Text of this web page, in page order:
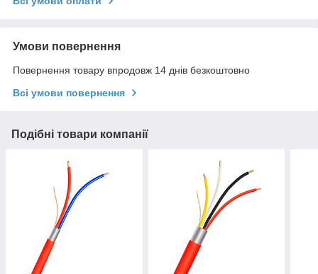
Умови повернення
Повернення товару впродовж 14 днів безкоштовно
Всі умови повернення
Подібні товари компанії